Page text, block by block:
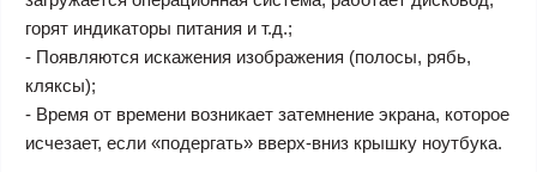
горят индикаторы питания и т.д.;
- Появляются искажения изображения (полосы, рябь,
кляксы);
- Время от времени возникает затемнение экрана, которое
исчезает, если «подергать» вверх-вниз крышку ноутбука.